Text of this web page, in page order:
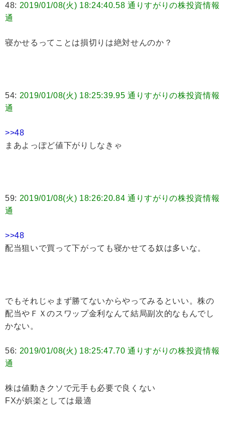
48: 2019/01/08(火) 18:24:40.58 通りすがりの株投資情報
通
寝かせるってことは損切りは絶対せんのか？
54: 2019/01/08(火) 18:25:39.95 通りすがりの株投資情報
通
>>48
まあよっぽど値下がりしなきゃ
59: 2019/01/08(火) 18:26:20.84 通りすがりの株投資情報
通
>>48
配当狙いで買って下がっても寝かせてる奴は多いな。
でもそれじゃまず勝てないからやってみるといい。株の
配当やＦＸのスワップ金利なんて結局副次的なもんでし
かない。
56: 2019/01/08(火) 18:25:47.70 通りすがりの株投資情報
通
株は値動きクソで元手も必要で良くない
FXが娯楽としては最適